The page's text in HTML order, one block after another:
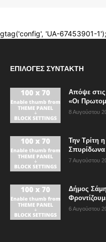
ΕΠΙΛΟΓΈΣ ΣΥΝΤΆΚΤΗ
Απόψε
«Οι
8 Αυγούστου
Την Τρίτη
7 Αυγούστου
Δήμος
6 Αυγούστου